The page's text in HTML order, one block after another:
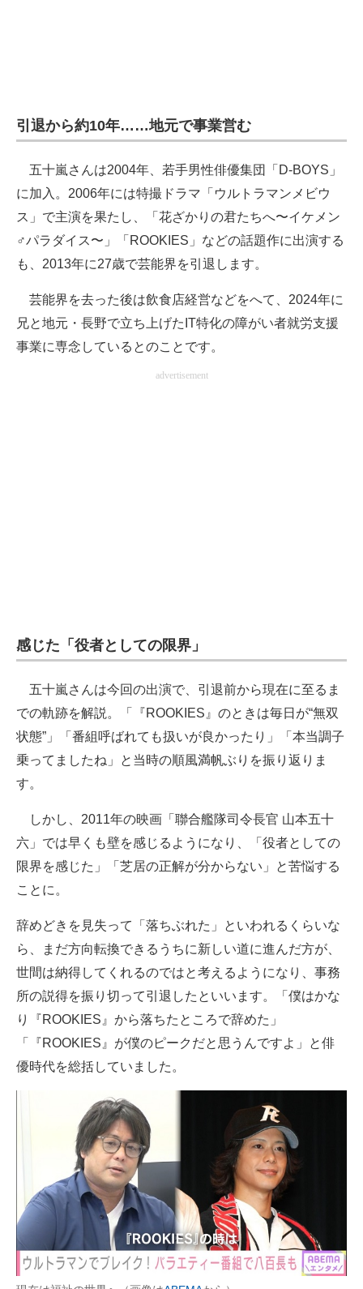
ちょっと気になるネットの話題
引退から約10年……地元で事業営む
五十嵐さんは2004年、若手男性俳優集団「D-BOYS」
に加入。2006年には特撮ドラマ「ウルトラマンメビウ
ス」で主演を果たし、「花ざかりの君たちへ〜イケメン
♂パラダイス〜」「ROOKIES」などの話題作に出演する
も、2013年に27歳で芸能界を引退します。
芸能界を去った後は飲食店経営などをへて、2024年に
兄と地元・長野で立ち上げたIT特化の障がい者就労支援
事業に専念しているとのことです。
advertisement
感じた「役者としての限界」
五十嵐さんは今回の出演で、引退前から現在に至るま
での軌跡を解説。「『ROOKIES』のときは毎日が“無双
状態”」「番組呼ばれても扱いが良かったり」「本当調子
乗ってましたね」と当時の順風満帆ぶりを振り返りま
す。
しかし、2011年の映画「聯合艦隊司令長官 山本五十
六」では早くも壁を感じるようになり、「役者としての
限界を感じた」「芝居の正解が分からない」と苦悩する
ことに。
辞めどきを見失って「落ちぶれた」といわれるくらいな
ら、まだ方向転換できるうちに新しい道に進んだ方が、
世間は納得してくれるのではと考えるようになり、事務
所の説得を振り切って引退したといいます。「僕はかな
り『ROOKIES』から落ちたところで辞めた」
「『ROOKIES』が僕のピークだと思うんですよ」と俳
優時代を総括していました。